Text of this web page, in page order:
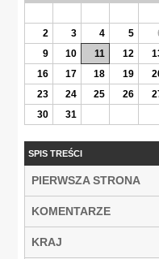
2
3 4 5
9
10 11 12
16
17 18 19
23
24 25 26
30
31
SPIS TREŚCI
PIERWSZA STRONA
KOMENTARZE
KRAJ